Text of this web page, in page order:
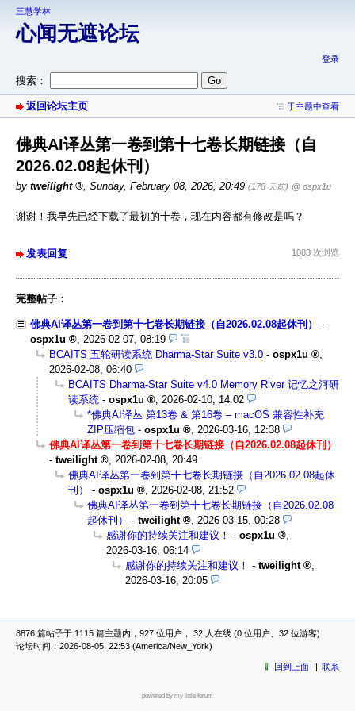
三慧学林
心闻无遮论坛
登录
搜索：
返回论坛主页 于主题中查看
佛典AI译丛第一卷到第十七卷长期链接（自
2026.02.08起休刊）
by tweilight , Sunday, February 08, 2026, 20:49 (178 天前) @ ospx1u
谢谢！我早先已经下载了最初的十卷，现在内容都有修改是吗？
发表回复 1083 次浏览
完整帖子：
佛典AI译丛第一卷到第十七卷长期链接（自2026.02.08起休刊）
-
ospx1u
2026-02-07, 08:19
BCAITS 五轮研读系统 Dharma-Star Suite v3.0 - ospx1u
2026-02-08, 06:40
BCAITS Dharma-Star Suite v4.0 Memory River 记忆之河研
读系统 - ospx1u
2026-02-10, 14:02
*佛典AI译丛 第13卷 & 第16卷 – macOS 兼容性补充
ZIP压缩包 - ospx1u
2026-03-16, 12:38
佛典AI译丛第一卷到第十七卷长期链接（自2026.02.08起休刊）
- tweilight
2026-02-08, 20:49
佛典AI译丛第一卷到第十七卷长期链接（自2026.02.08起休
刊）
- ospx1u
2026-02-08, 21:52
佛典AI译丛第一卷到第十七卷长期链接（自2026.02.08
起休刊）
- tweilight
2026-03-15, 00:28
感谢你的持续关注和建议！ - ospx1u
2026-03-16, 06:14
感谢你的持续关注和建议！ - tweilight
2026-03-16, 20:05
8876 篇帖子于 1115 篇主题内，927 位用户， 32 人在线 (0 位用户、32 位游客)
论坛时间：2026-08-05, 22:53 (America/New_York)
回到上面 联系
powered by my little forum